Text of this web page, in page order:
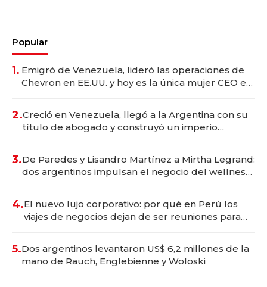
Popular
1. Emigró de Venezuela, lideró las operaciones de
Chevron en EE.UU. y hoy es la única mujer CEO en
2.Creció en Venezuela, llegó a la Argentina con su
título de abogado y construyó un imperio
3.De Paredes y Lisandro Martínez a Mirtha Legrand:
dos argentinos impulsan el negocio del wellness
4.El nuevo lujo corporativo: por qué en Perú los
viajes de negocios dejan de ser reuniones para
5.Dos argentinos levantaron US$ 6,2 millones de la
mano de Rauch, Englebienne y Woloski